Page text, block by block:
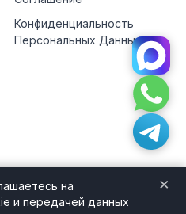
на
и передачей данных
×
Конфиденциальность
Персональных Данных